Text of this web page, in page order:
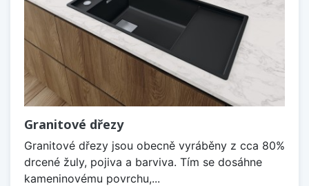
Granitové dřezy
Granitové dřezy jsou obecně vyráběny z cca 80%
drcené žuly, pojiva a barviva. Tím se dosáhne
kameninovému povrchu,...